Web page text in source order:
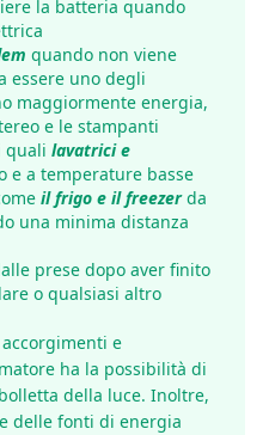
la batteria quando
quando non viene
essere uno degli
maggiormente energia,
e le stampanti
quali lavatrici e
e a temperature basse
il frigo e il freezerda
una minima distanza
prese dopo aver finito
o qualsiasi altro
e
ha la possibilità di
della luce. Inoltre,
delle fonti di energia